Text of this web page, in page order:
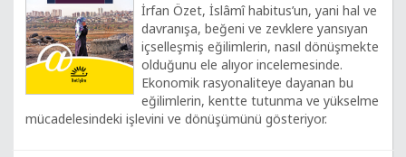
İrfan Özet, İslâmî habitus’un, yani hal ve
davranışa, beğeni ve zevklere yansıyan
içselleşmiş eğilimlerin, nasıl dönüşmekte
olduğunu ele alıyor incelemesinde.
Ekonomik rasyonaliteye dayanan bu
eğilimlerin, kentte tutunma ve yükselme
mücadelesindeki işlevini ve dönüşümünü gösteriyor.